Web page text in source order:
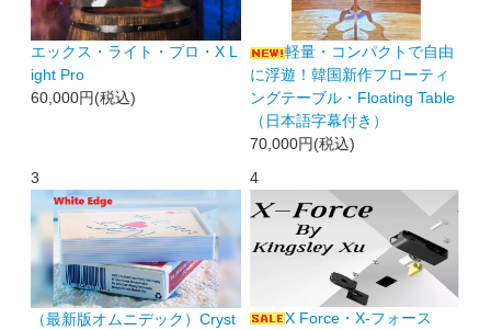
エックス・ライト・プロ・X L
ight Pro
60,000円(税込)
軽量・コンパクトで自由
に浮遊！韓国新作フローティ
ングテーブル・Floating Table
（日本語字幕付き）
70,000円(税込)
3
（最新版オムニデック）Cryst
4
X Force・X-フォース